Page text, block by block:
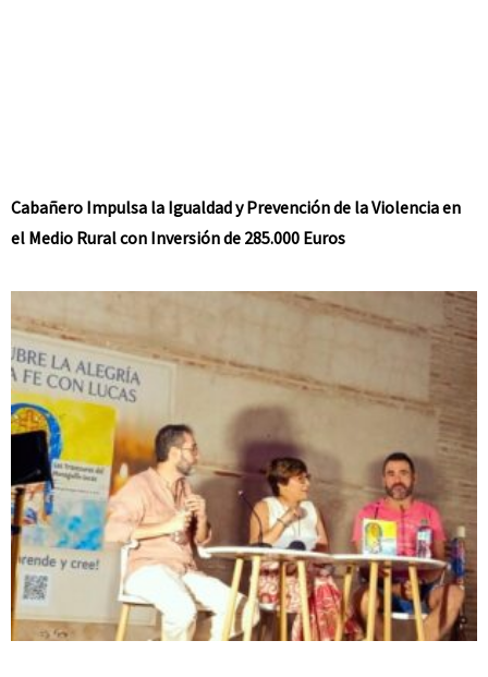
Cabañero Impulsa la Igualdad y Prevención de la Violencia en
el Medio Rural con Inversión de 285.000 Euros